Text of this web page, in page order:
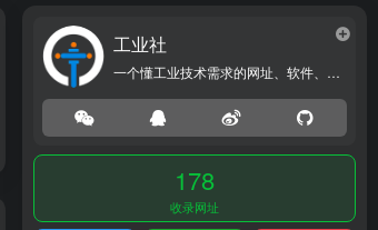
工业社
一个懂工业技术需求的网址、软件、资源、热点导航大全网站！
178
收录网址